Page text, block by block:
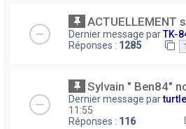
ACTUELLEMENT
Dernier message parTK-
Réponses : 1285 1
Sylvain " Ben84"
Dernier message par
11:55
Réponses : 116